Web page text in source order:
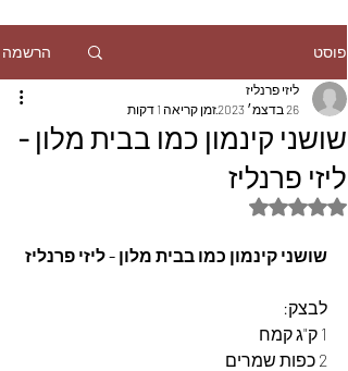
פוסט הרשמה
שושני קינמון כמו בבית מלון -
ליזי פרנליז
ליזי פרנליז
26 בדצמ׳ 2023
זמן קריאה 1 דקות
דירוג של NaN מתוך 5 כוכבים
שושני קינמון כמו בבית מלון - ליזי פרנליז
לבצק:
1 ק"ג קמח
2 כפות שמרים